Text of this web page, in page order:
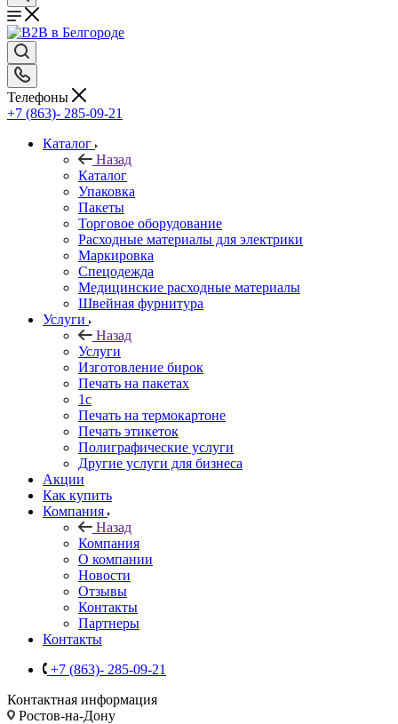
Телефоны
+7 (863)- 285-09-21
Каталог
Назад
Каталог
Упаковка
Пакеты
Торговое оборудование
Расходные материалы для электрики
Маркировка
Спецодежда
Медицинские расходные материалы
Швейная фурнитура
Услуги
Назад
Услуги
Изготовление бирок
Печать на пакетах
1c
Печать на термокартоне
Печать этикеток
Полиграфические услуги
Другие услуги для бизнеса
Акции
Как купить
Компания
Назад
Компания
О компании
Новости
Отзывы
Контакты
Партнеры
Контакты
+7 (863)- 285-09-21
Контактная информация
Ростов-на-Дону